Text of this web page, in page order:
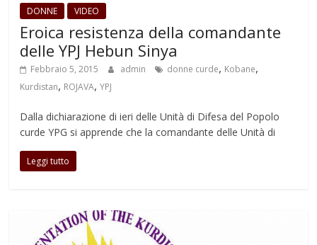
DONNE VIDEO
Eroica resistenza della comandante
delle YPJ Hebun Sinya
Febbraio 5, 2015 admin donne curde, Kobane,
Kurdistan, ROJAVA,YPJ
Dalla dichiarazione di ieri delle Unità di Difesa del Popolo
curde YPG si apprende che la comandante delle Unità di
Leggi tutto